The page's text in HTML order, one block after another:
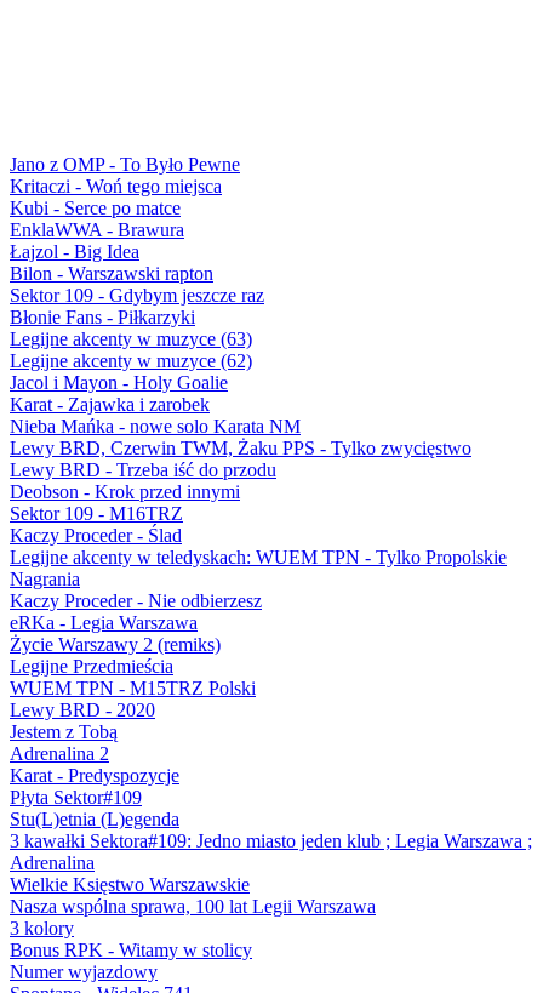
Jano z OMP - To Było Pewne
Kritaczi - Woń tego miejsca
Kubi - Serce po matce
EnklaWWA - Brawura
Łajzol - Big Idea
Bilon - Warszawski rapton
Sektor 109 - Gdybym jeszcze raz
Błonie Fans - Piłkarzyki
Legijne akcenty w muzyce (63)
Legijne akcenty w muzyce (62)
Jacol i Mayon - Holy Goalie
Karat - Zajawka i zarobek
Nieba Mańka - nowe solo Karata NM
Lewy BRD, Czerwin TWM, Żaku PPS - Tylko zwycięstwo
Lewy BRD - Trzeba iść do przodu
Deobson - Krok przed innymi
Sektor 109 - M16TRZ
Kaczy Proceder - Ślad
Legijne akcenty w teledyskach: WUEM TPN - Tylko Propolskie
Nagrania
Kaczy Proceder - Nie odbierzesz
eRKa - Legia Warszawa
Życie Warszawy 2 (remiks)
Legijne Przedmieścia
WUEM TPN - M15TRZ Polski
Lewy BRD - 2020
Jestem z Tobą
Adrenalina 2
Karat - Predyspozycje
Płyta Sektor#109
Stu(L)etnia (L)egenda
3 kawałki Sektora#109: Jedno miasto jeden klub ; Legia Warszawa ;
Adrenalina
Wielkie Księstwo Warszawskie
Nasza wspólna sprawa, 100 lat Legii Warszawa
3 kolory
Bonus RPK - Witamy w stolicy
Numer wyjazdowy